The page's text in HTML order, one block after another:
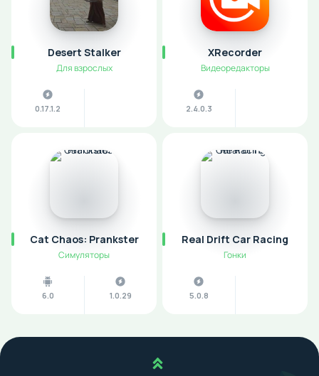
Desert Stalker
Для взрослых
0.17.1.2
XRecorder
Видеоредакторы
2.4.0.3
Cat Chaos: Prankster
Симуляторы
6.0 1.0.29
Real Drift Car Racing
Гонки
5.0.8
Наверх